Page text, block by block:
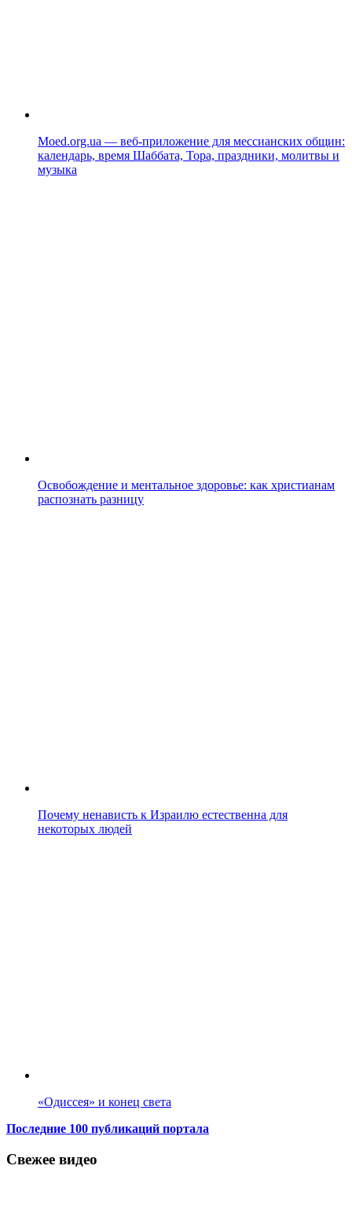
Moed.org.ua — веб-приложение для мессианских общин:
календарь, время Шаббата, Тора, праздники, молитвы и
музыка
Освобождение и ментальное здоровье: как христианам
распознать разницу
Почему ненависть к Израилю естественна для
некоторых людей
«Одиссея» и конец света
Последние 100 публикаций портала
Свежее видео